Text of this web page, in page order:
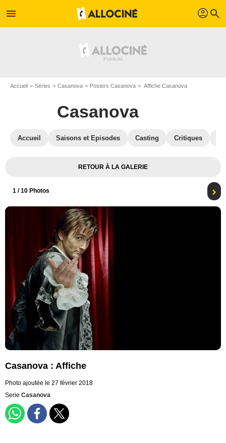
menu profil search
Accueil Séries Casanova Posters Casanova Affiche Casanova
Casanova
Accueil Saisons et Episodes Casting Critiques
RETOUR À LA GALERIE
1 / 10 Photos
Casanova : Affiche
Photo ajoutée le 27 février 2018
Serie Casanova